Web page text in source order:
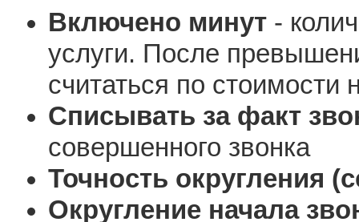
Включено минут -
услуги. После
считаться по стоимости
Списывать за факт
совершенного звонка
Точность округления
Округление начала